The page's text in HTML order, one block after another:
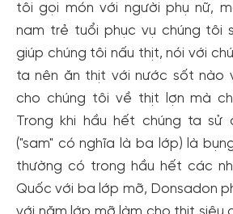
tôi gọi món với người phụ nữ,
nam trẻ tuổi phục vụ chúng tôi
giúp chúng tôi nấu thịt, nói với
ta nên ăn thịt với nước sốt nào
cho chúng tôi về thịt lợn mà
Trong khi hầu hết chúng ta sử
("sam" có nghĩa là ba lớp) là
thường có trong hầu hết các
Quốc với ba lớp mỡ, Donsadon